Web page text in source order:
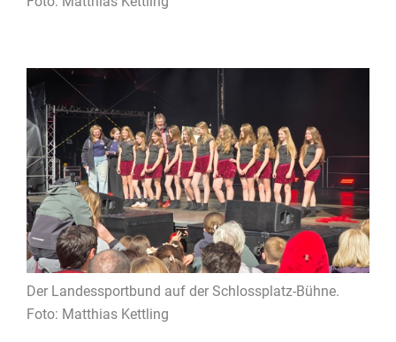
Der Landessportbund auf der Schlossplatz-Bühne.
Foto: Matthias Kettling